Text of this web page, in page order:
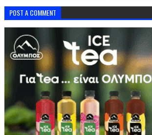
POST A COMMENT